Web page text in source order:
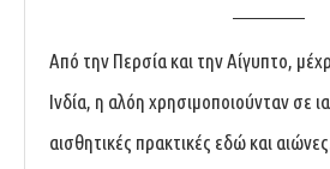
Από την Περσία και την Αίγυπτο,
Ινδία, η αλόη χρησιμοποιούνταν σε
αισθητικές πρακτικές εδώ και